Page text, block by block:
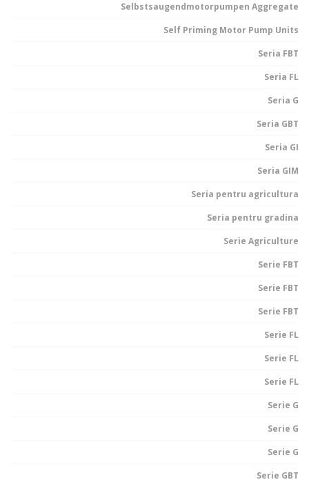
Selbstsaugendmotorpumpen Aggregate
Self Priming Motor Pump Units
Seria FBT
Seria FL
Seria G
Seria GBT
Seria GI
Seria GIM
Seria pentru agricultura
Seria pentru gradina
Serie Agriculture
Serie FBT
Serie FBT
Serie FBT
Serie FL
Serie FL
Serie FL
Serie G
Serie G
Serie G
Serie GBT